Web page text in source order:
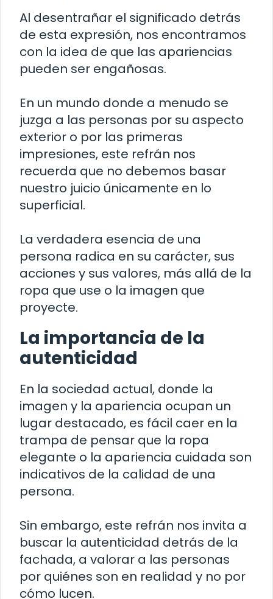
Al desentrañar el significado detrás
de esta expresión, nos encontramos
con la idea de que las apariencias
pueden ser engañosas.
En un mundo donde a menudo se
juzga a las personas por su aspecto
exterior o por las primeras
impresiones, este refrán nos
recuerda que no debemos basar
nuestro juicio únicamente en lo
superficial.
La verdadera esencia de una
persona radica en su carácter, sus
acciones y sus valores, más allá de la
ropa que use o la imagen que
proyecte.
La importancia de la
autenticidad
En la sociedad actual, donde la
imagen y la apariencia ocupan un
lugar destacado, es fácil caer en la
trampa de pensar que la ropa
elegante o la apariencia cuidada son
indicativos de la calidad de una
persona.
Sin embargo, este refrán nos invita a
buscar la autenticidad detrás de la
fachada, a valorar a las personas
por quiénes son en realidad y no por
cómo lucen.